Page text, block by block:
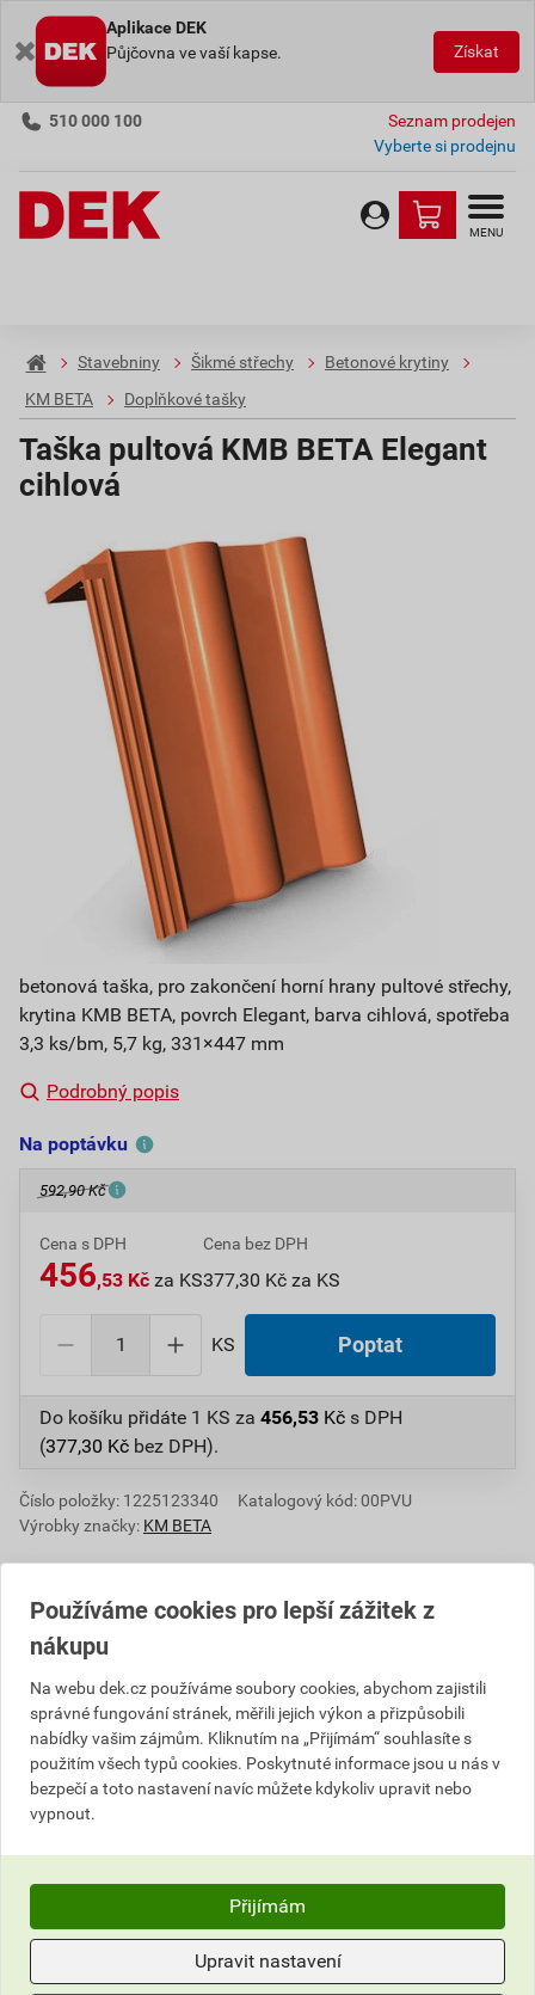
Aplikace DEK
Půjčovna ve vaší kapse.
Získat
510 000 100
Seznam prodejen
Vyberte si prodejnu
MENU
Stavebniny Šikmé střechy
Betonové krytiny
KM BETA
Doplňkové tašky
Taška pultová KMB BETA Elegant
cihlová
betonová taška, pro zakončení horní hrany pultové střechy,
krytina KMB BETA, povrch Elegant, barva cihlová, spotřeba
3,3 ks/bm, 5,7 kg, 331×447 mm
Podrobný popis
Na poptávku
592,90 Kč
Cena s DPH
456,53 Kč za KS
Cena bez DPH
377,30 Kč za KS
KS Poptat
Do košíku přidáte 1 KS za 456,53 Kč s DPH
(377,30 Kč bez DPH).
Číslo položky: 1225123340
Katalogový kód: 00PVU
Výrobky značky: KM BETA
Popis
U pultových střech lze pro ukončení horní hrany
pultové plochy použít tašku pultovou, která je
opatřena na straně závěsu betonovým krycím lemem.
Rozteč koncové latě je stejná jako u základních tašek.
Matnou povrchovou úpravu Elegant tvoří dvojitý
Aktuální prodejní cena po slevě 23% z ceníkové ceny
Dokumenty
Používáme cookies pro lepší zážitek z
nákupu
Na webu dek.cz používáme soubory cookies, abychom zajistili
správné fungování stránek, měřili jejich výkon a přizpůsobili
nabídky vašim zájmům. Kliknutím na „Přijímám“ souhlasíte s
použitím všech typů cookies. Poskytnuté informace jsou u nás v
bezpečí a toto nastavení navíc můžete kdykoliv upravit nebo
vypnout.
Přijímám
Upravit nastavení